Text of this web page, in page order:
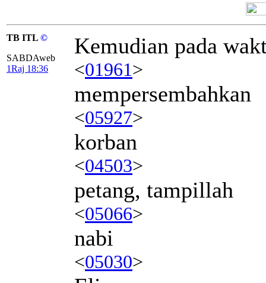
TB ITL ©
SABDAweb
1Raj 18:36
Kemudian pada
<01961>
mempersembahkan
<05927>
korban
<04503>
petang, tampillah
<05066>
nabi
<05030>